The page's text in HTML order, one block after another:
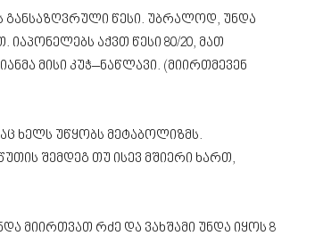
განსაზღვრული წესი. უბრალოდ, უნდა
აქვთ წესი 80/20, მათ
მისი კუჭ–ნაწლავი. (მიირთმევენ
ხელს უწყობს მეტაბოლიზმს.
შემდეგ თუ ისევ მშიერი ხართ,
მიირთვათ რძე და ვახშამი უნდა იყოს 8